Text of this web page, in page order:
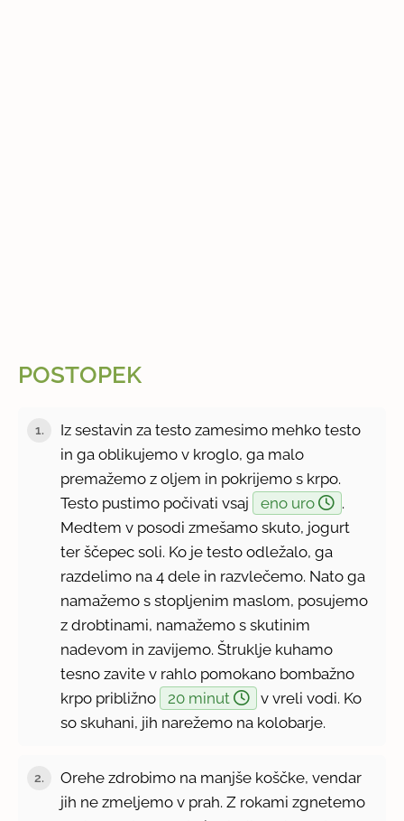
POSTOPEK
1.
Iz sestavin za testo zamesimo mehko testo
in ga oblikujemo v kroglo, ga malo
premažemo z oljem in pokrijemo s krpo.
Testo pustimo počivati vsaj
eno uro
.
Medtem v posodi zmešamo skuto, jogurt
ter ščepec soli. Ko je testo odležalo, ga
razdelimo na 4 dele in razvlečemo. Nato ga
namažemo s stopljenim maslom, posujemo
z drobtinami, namažemo s skutinim
nadevom in zavijemo. Štruklje kuhamo
tesno zavite v rahlo pomokano bombažno
krpo približno
20 minut
v vreli vodi. Ko
so skuhani, jih narežemo na kolobarje.
2.
Orehe zdrobimo na manjše koščke, vendar
jih ne zmeljemo v prah. Z rokami zgnetemo